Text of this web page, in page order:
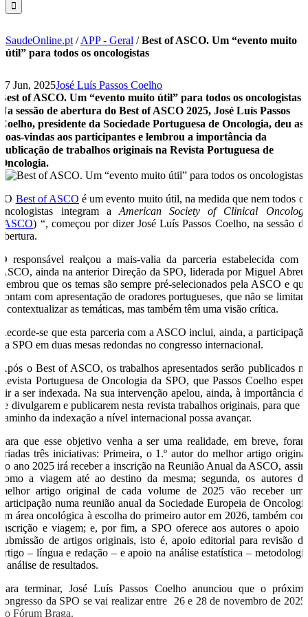
SaudeOnline.pt /APP - Geral /Best of ASCO. Um “evento muito
útil” para todos os oncologistas
27 Jun, 2025José Luís Passos Coelho
Best of ASCO. Um “evento muito útil” para todos os oncologistas
Na sessão de abertura do Best of ASCO 2025, José Luís Passos
Coelho, presidente da Sociedade Portuguesa de Oncologia, deu as
boas-vindas aos participantes e lembrou a importância da
publicação de trabalhos originais na Revista Portuguesa de
Oncologia.
“O Best of ASCO é um evento muito útil, na medida que nem todos os
oncologistas integram a American Society of Clinical Oncology
ASCO) “, começou por dizer José Luís Passos Coelho, na sessão de
abertura.
O responsável realçou a mais-valia da parceria estabelecida com a
ASCO, ainda na anterior Direção da SPO, liderada por Miguel Abreu.
Lembrou que os temas são sempre pré-selecionados pela ASCO e que
contam com apresentação de oradores portugueses, que não se limitam
a contextualizar as temáticas, mas também têm uma visão crítica.
Recorde-se que esta parceria com a ASCO inclui, ainda, a participação
da SPO em duas mesas redondas no congresso internacional.
Após o Best of ASCO, os trabalhos apresentados serão publicados na
Revista Portuguesa de Oncologia da SPO, que Passos Coelho espera
vir a ser indexada. Na sua intervenção apelou, ainda, à importância de
se divulgarem e publicarem nesta revista trabalhos originais, para que o
caminho da indexação a nível internacional possa avançar.
Para que esse objetivo venha a ser uma realidade, em breve, foram
criadas três iniciativas: Primeira, o 1.º autor do melhor artigo original
do ano 2025 irá receber a inscrição na Reunião Anual da ASCO, assim
como a viagem até ao destino da mesma; segunda, os autores do
melhor artigo original de cada volume de 2025 vão receber uma
participação numa reunião anual da Sociedade Europeia de Oncologia
em área oncológica à escolha do primeiro autor em 2026, também com
inscrição e viagem; e, por fim, a SPO oferece aos autores o apoio à
submissão de artigos originais, isto é, apoio editorial para revisão do
artigo – língua e redação – e apoio na análise estatística – metodologia
e análise de resultados.
Para terminar, José Luís Passos Coelho anunciou que o próximo
congresso da SPO se vai realizar entre 26 e 28 de novembro de 2025,
no Fórum Braga.